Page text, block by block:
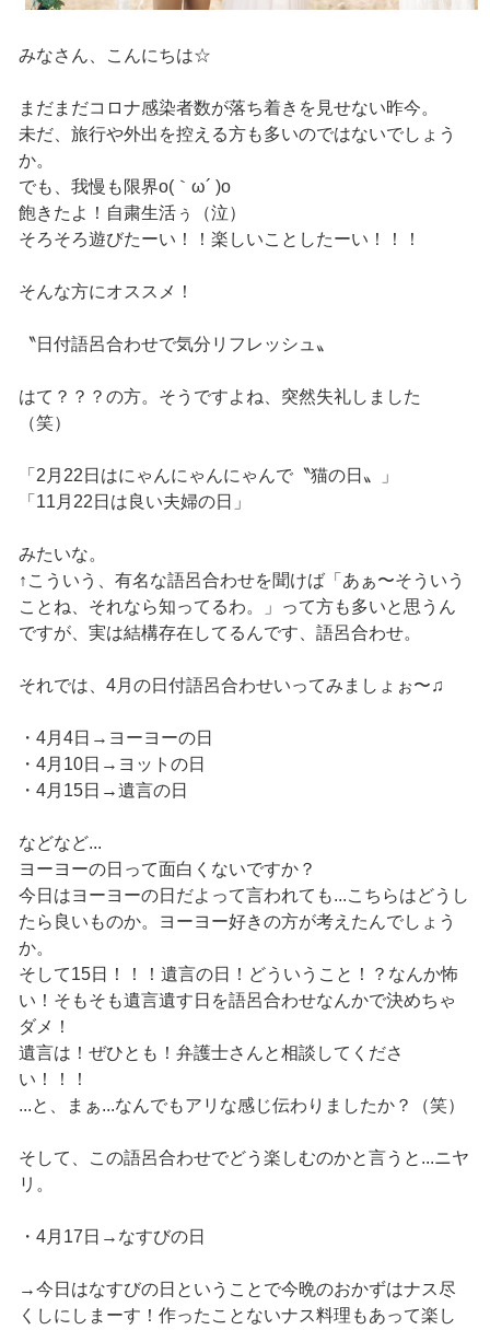
みなさん、こんにちは☆
まだまだコロナ感染者数が落ち着きを見せない昨今。
未だ、旅行や外出を控える方も多いのではないでしょう
か。
でも、我慢も限界o(｀ω´ )o
飽きたよ！自粛生活ぅ（泣）
そろそろ遊びたーい！！楽しいことしたーい！！！
そんな方にオススメ！
〝日付語呂合わせで気分リフレッシュ〟
はて？？？の方。そうですよね、突然失礼しました
（笑）
「2月22日はにゃんにゃんにゃんで〝猫の日〟」
「11月22日は良い夫婦の日」
みたいな。
↑こういう、有名な語呂合わせを聞けば「あぁ〜そういう
ことね、それなら知ってるわ。」って方も多いと思うん
ですが、実は結構存在してるんです、語呂合わせ。
それでは、4月の日付語呂合わせいってみましょぉ〜♫
・4月4日→ヨーヨーの日
・4月10日→ヨットの日
・4月15日→遺言の日
などなど...
ヨーヨーの日って面白くないですか？
今日はヨーヨーの日だよって言われても...こちらはどうし
たら良いものか。ヨーヨー好きの方が考えたんでしょう
か。
そして15日！！！遺言の日！どういうこと！？なんか怖
い！そもそも遺言遺す日を語呂合わせなんかで決めちゃ
ダメ！
遺言は！ぜひとも！弁護士さんと相談してくださ
い！！！
...と、まぁ...なんでもアリな感じ伝わりましたか？（笑）
そして、この語呂合わせでどう楽しむのかと言うと...ニヤ
リ。
・4月17日→なすびの日
→今日はなすびの日ということで今晩のおかずはナス尽
くしにしまーす！作ったことないナス料理もあって楽し